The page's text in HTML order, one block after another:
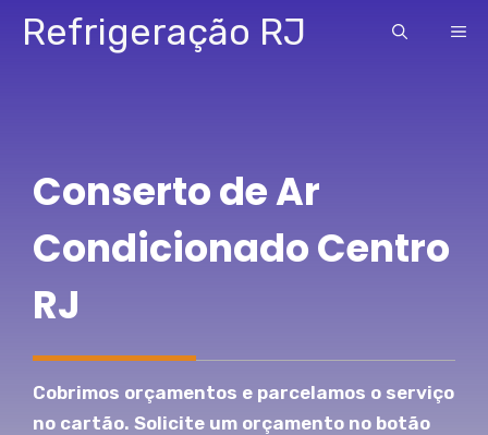
Pular
paraRefrigeração RJ
Conserto de Ar
Condicionado Centro
RJ
Cobrimos orçamentos e parcelamos o serviço
no cartão. Solicite um orçamento no botão